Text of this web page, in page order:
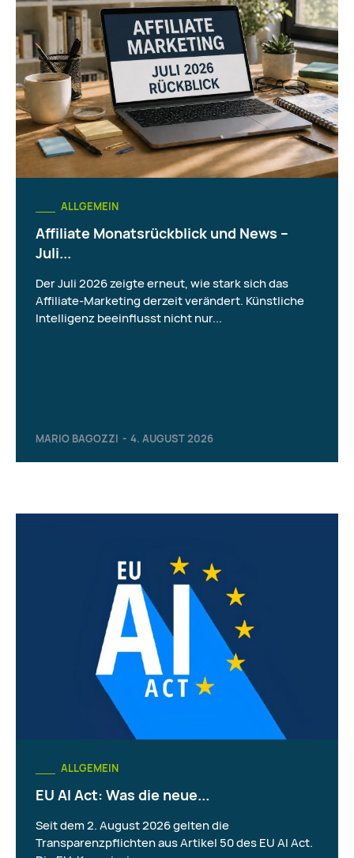
ALLGEMEIN
Affiliate Monatsrückblick und News –
Juli...
MARIO BAGOZZI - 4. AUGUST 2026
Der Juli 2026 zeigte erneut, wie stark sich das
Affiliate-Marketing derzeit verändert. Künstliche
Intelligenz beeinflusst nicht nur...
ALLGEMEIN
EU AI Act: Was die neue...
Seit dem 2. August 2026 gelten die
Transparenzpflichten aus Artikel 50 des EU AI Act.